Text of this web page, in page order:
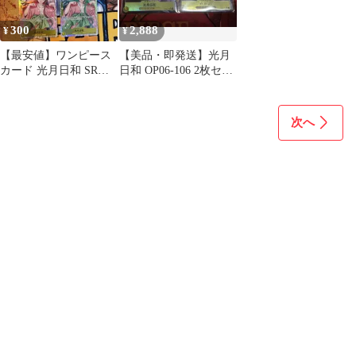
¥300
【最安値】ワンピース
カード 光月日和 SR
¥2,888
【美品・即発送】光月
日和 OP06-106 2枚セッ
次へ